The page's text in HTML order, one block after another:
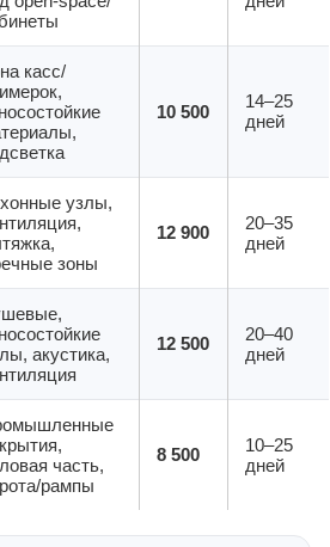
касс/
10 500
14–25
дней
узлы,
зоны
12 900
20–35
дней
акустика,
12 500
20–40
дней
часть,
рампы
8 500
10–25
дней